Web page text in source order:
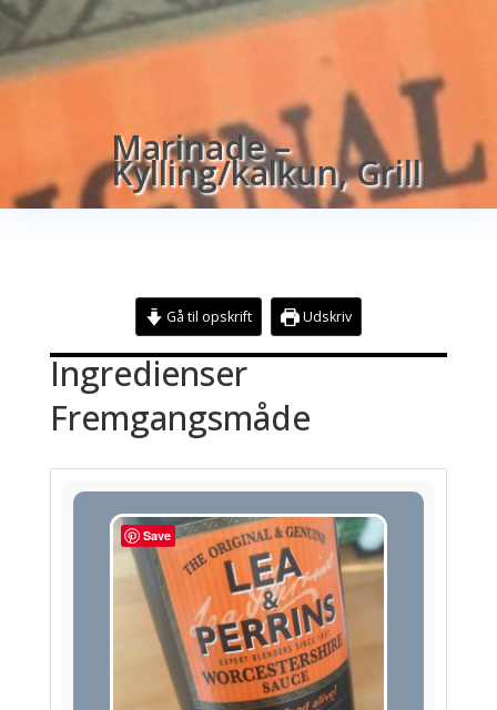
Marinade –
Kylling/kalkun, Grill
Gå til opskrift Udskriv
Ingredienser
Fremgangsmåde
Save